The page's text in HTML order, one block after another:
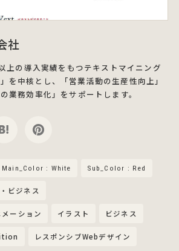
社
上の導入実績をもつテキストマイニング
を中核とし、「営業活動の生産性向上」
業務効率化」をサポートします。
Main_Color : White Sub_Color : Red
ビジネス
メーション イラスト ビジネス
レスポンシブWebデザイン